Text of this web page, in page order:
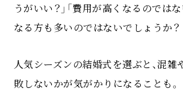
うがいい？」「費用が高くなるのでは
なる方も多いのではないでしょうか？
人気シーズンの結婚式を選ぶと、混雑
敗しないかが気がかりになることも。